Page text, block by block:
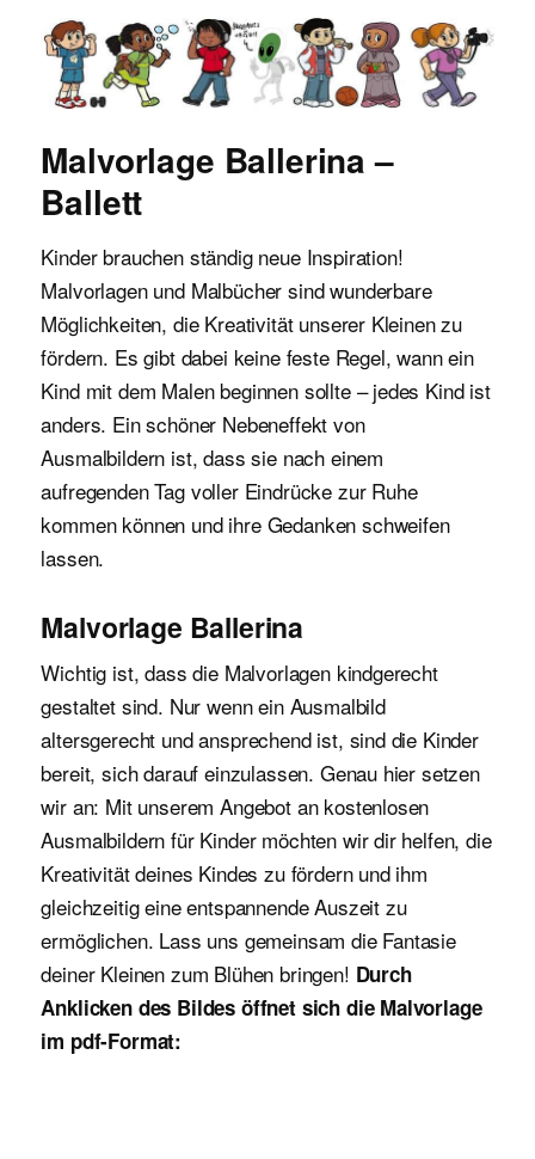
Malvorlagen für Kinder
Malvorlage Ballerina –
Ballett
Kinder brauchen ständig neue Inspiration!
Malvorlagen und Malbücher sind wunderbare
Möglichkeiten, die Kreativität unserer Kleinen zu
fördern. Es gibt dabei keine feste Regel, wann ein
Kind mit dem Malen beginnen sollte – jedes Kind ist
anders. Ein schöner Nebeneffekt von
Ausmalbildern ist, dass sie nach einem
aufregenden Tag voller Eindrücke zur Ruhe
kommen können und ihre Gedanken schweifen
lassen.
Malvorlage Ballerina
Wichtig ist, dass die Malvorlagen kindgerecht
gestaltet sind. Nur wenn ein Ausmalbild
altersgerecht und ansprechend ist, sind die Kinder
bereit, sich darauf einzulassen. Genau hier setzen
wir an: Mit unserem Angebot an kostenlosen
Ausmalbildern für Kinder möchten wir dir helfen, die
Kreativität deines Kindes zu fördern und ihm
gleichzeitig eine entspannende Auszeit zu
ermöglichen. Lass uns gemeinsam die Fantasie
deiner Kleinen zum Blühen bringen! Durch
Anklicken des Bildes öffnet sich die Malvorlage
im pdf-Format: